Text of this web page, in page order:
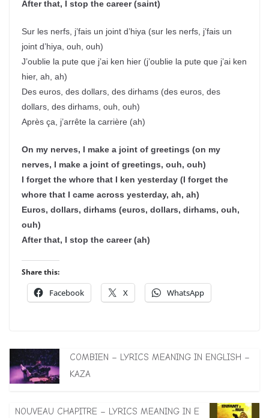
After that, I stop the career (saint)
Sur les nerfs, j’fais un joint d’hiya (sur les nerfs, j’fais un
joint d’hiya, ouh, ouh)
J’oublie la pute que j’ai ken hier (j’oublie la pute que j’ai ken
hier, ah, ah)
Des euros, des dollars, des dirhams (des euros, des
dollars, des dirhams, ouh, ouh)
Après ça, j’arrête la carrière (ah)
On my nerves, I make a joint of greetings (on my
nerves, I make a joint of greetings, ouh, ouh)
I forget the whore that I ken yesterday (I forget the
whore that I came across yesterday, ah, ah)
Euros, dollars, dirhams (euros, dollars, dirhams, ouh,
ouh)
After that, I stop the career (ah)
Share this:
Facebook X WhatsApp
COMBIEN – LYRICS MEANING IN ENGLISH –
KAZA
NOUVEAU CHAPITRE – LYRICS MEANING IN E